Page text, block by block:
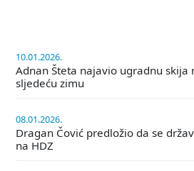
10.01.2026.
Adnan Šteta najavio ugradnu skija
sljedeću zimu
08.01.2026.
Dragan Čović predložio da se
na HDZ